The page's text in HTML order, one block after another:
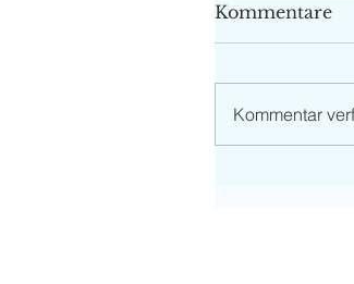
Kommentare
Kommentar